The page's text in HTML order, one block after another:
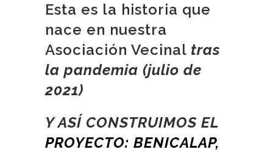
Esta es la historia que
nace en nuestra
Asociación Vecinal tras
la pandemia (julio de
2021)
Y ASÍ CONSTRUIMOS EL
PROYECTO: BENICALAP,